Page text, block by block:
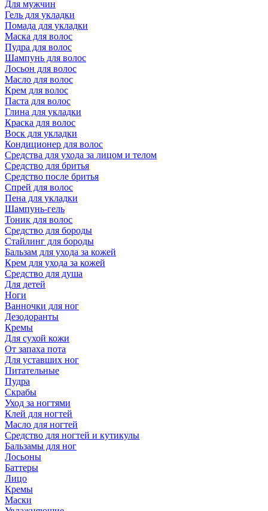
Для мужчин
Гель для укладки
Помада для укладки
Маска для волос
Пудра для волос
Шампунь для волос
Лосьон для волос
Масло для волос
Крем для волос
Паста для волос
Глина для укладки
Краска для волос
Воск для укладки
Кондиционер для волос
Средства для ухода за лицом и телом
Средство для бритья
Средство после бритья
Спрей для волос
Пена для укладки
Шампунь-гель
Тоник для волос
Средство для бороды
Стайлинг для бороды
Бальзам для ухода за кожей
Крем для ухода за кожей
Средство для душа
Для детей
Ноги
Ванночки для ног
Дезодоранты
Кремы
Для сухой кожи
От запаха пота
Для уставших ног
Питательные
Пудра
Скрабы
Уход за ногтями
Клей для ногтей
Масло для ногтей
Средство для ногтей и кутикулы
Бальзамы для ног
Лосьоны
Баттеры
Лицо
Кремы
Маски